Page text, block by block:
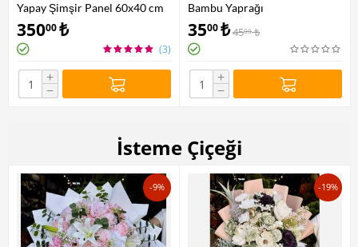
Yapay Şimşir Panel 60x40 cm
35000₺
(3)
+
−
Bambu Yaprağı
3500₺4500 ₺
+
−
İsteme Çiçeği
-9% -19%